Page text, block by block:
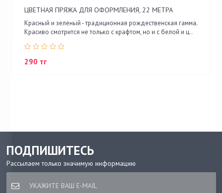
ЦВЕТНАЯ ПРЯЖА ДЛЯ ОФОРМЛЕНИЯ, 22 МЕТРА
Красный и зеленый - традиционная рождественская гамма.
Красиво смотрится не только с крафтом, но и с белой и ц..
290 тг
ПОДПИШИТЕСЬ
Рассылаем только значимую информацию